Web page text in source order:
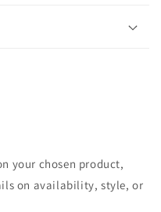
your chosen product,
on availability, style, or